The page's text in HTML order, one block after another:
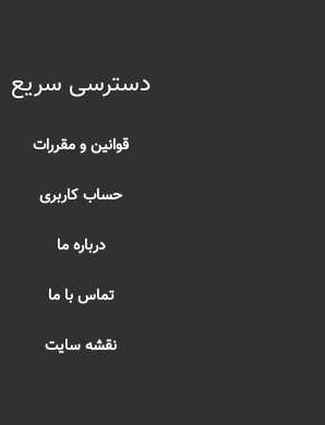
دسترسی سریع
قوانین و مقررات
حساب کاربری
درباره ما
تماس با ما
نقشه سایت